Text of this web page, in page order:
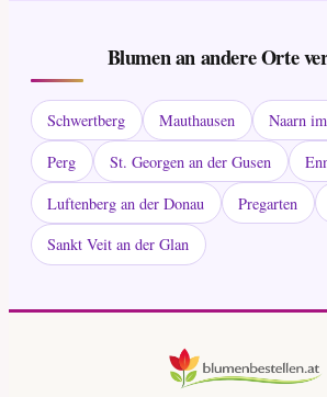
Blumen an andere Orte
Schwertberg Mauthausen
Naarn
Perg
St. Georgen an der Gusen
Luftenberg an der Donau
Pregarten
Sankt Veit an der Glan